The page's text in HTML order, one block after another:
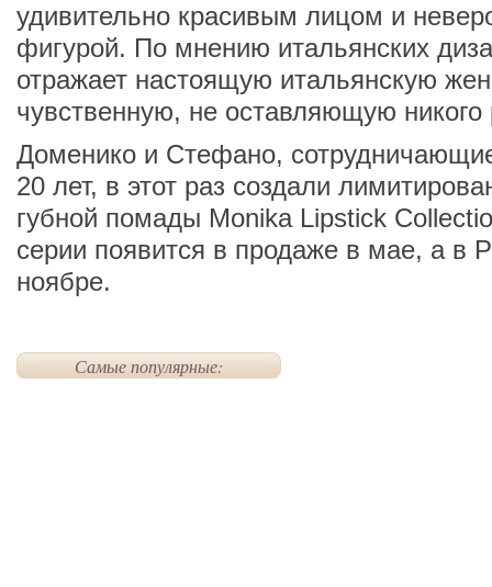
удивительно красивым лицом и
фигурой. По мнению итальянских
отражает настоящую итальянскую
чувственную, не оставляющую
Доменико и Стефано,
20 лет, в этот раз создали
губной помады Monika Lipstick
серии появится в продаже в мае, а в
ноябре.
Самые популярные: